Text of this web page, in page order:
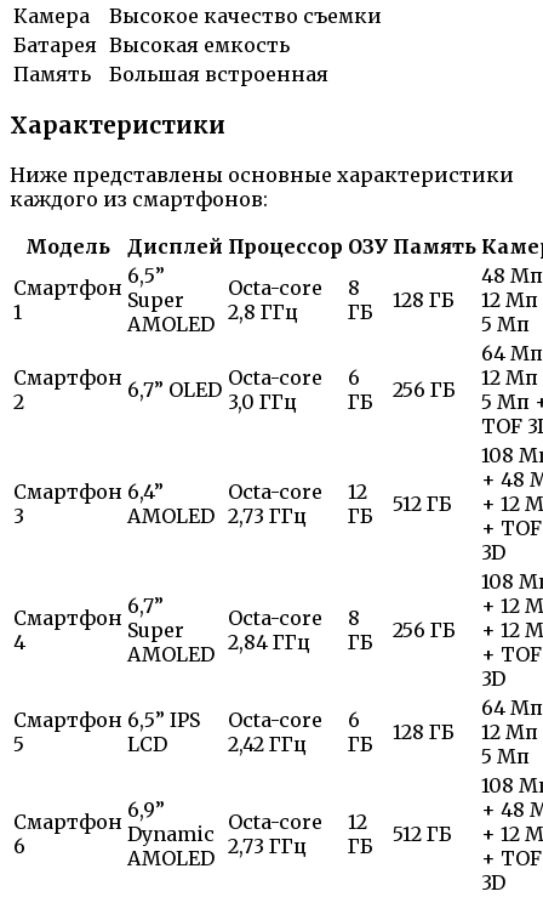
Камера
Высокое качество съемки
Батарея Высокая емкость
Память
Большая встроенная
Характеристики
Ниже представлены основные характеристики
каждого из смартфонов:
Модель
Дисплей Процессор ОЗУ Память
Смартфон
1
6,5”
Super
AMOLED
Octa-core
2,8 ГГц
8
ГБ
128 ГБ
48
12 Мп
5 Мп
Смартфон
2
6,7” OLED Octa-core
3,0 ГГц
6
ГБ
256 ГБ
64
12 Мп
5 Мп
TOF
Смартфон
3
6,4”
AMOLED
Octa-core
2,73 ГГц
12
ГБ
512 ГБ
108
+ 48
+ 12
+ TOF
3D
Смартфон
4
6,7”
Super
AMOLED
Octa-core
2,84 ГГц
8
ГБ
256 ГБ
108
+ 12
+ 12
+ TOF
3D
Смартфон
5
6,5” IPS
LCD
Octa-core
2,42 ГГц
6
ГБ
128 ГБ
64
12 Мп
5 Мп
Смартфон
6
6,9”
Dynamic
AMOLED
Octa-core
2,73 ГГц
12
ГБ
512 ГБ
108
+ 48
+ 12
+ TOF
3D